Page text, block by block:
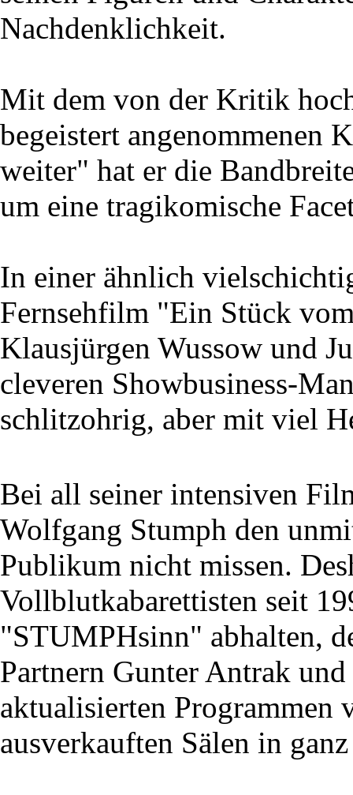
Nachdenklichkeit.
Mit dem von der Kritik
begeistert
weiter" hat er die
um eine tragikomische
In einer ähnlich
Fernsehfilm "Ein Stück
Klausjürgen Wussow und
cleveren Showbusiness-
schlitzohrig, aber mit viel
Bei all seiner intensiven
Wolfgang Stumph den
Publikum nicht missen.
Vollblutkabarettisten seit
"STUMPHsinn" abhalten,
Partnern Gunter Antrak
aktualisierten Programmen
ausverkauften Sälen in